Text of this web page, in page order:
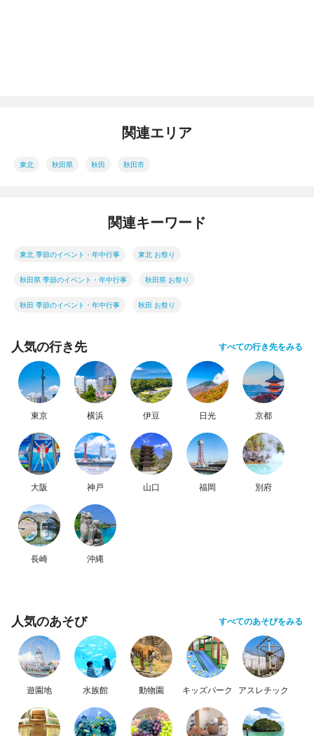
関連エリア
東北 秋田県 秋田 秋田市
関連キーワード
東北 季節のイベント・年中行事 東北 お祭り
秋田県 季節のイベント・年中行事 秋田県 お祭り
秋田 季節のイベント・年中行事 秋田 お祭り
人気の行き先 すべての行き先をみる
東京 横浜 伊豆 日光 京都
大阪 神戸 山口 福岡 別府
長崎 沖縄
人気のあそび すべてのあそびをみる
遊園地 水族館 動物園 キッズパーク アスレチック